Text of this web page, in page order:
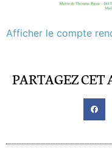
Afficher le compte
PARTAGEZ CET